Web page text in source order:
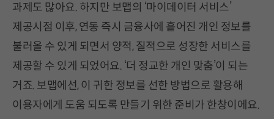
과제도 많아요. 하지만 보맵의 ‘마이데이터 서비스’
제공시점 이후, 연동 즉시 금융사에 흩어진 개인 정보를
불러올 수 있게 되면서 양적, 질적으로 성장한 서비스를
제공할 수 있게 되었어요. ‘더 정교한 개인 맞춤’이 되는
거죠. 보맵에선, 이 귀한 정보를 선한 방법으로 활용해
이용자에게 도움 되도록 만들기 위한 준비가 한창이에요.